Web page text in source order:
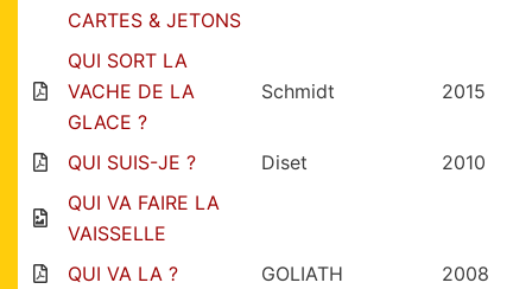
CARTES & JETONS
QUI SORT LA
VACHE DE LA
GLACE ?
Schmidt 2015
QUI SUIS-JE ? Diset
2010
QUI VA FAIRE LA
VAISSELLE
QUI VA LA ?
GOLIATH
2008